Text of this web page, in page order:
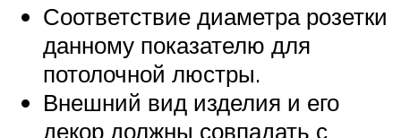
Соответствие диаметра розетки
данному показателю для
потолочной люстры.
Внешний вид изделия и его
декор должны совпадать с